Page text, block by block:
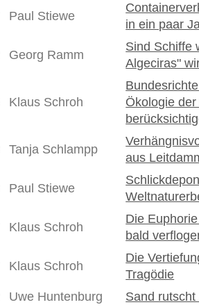
Paul Stiewe
in ein paar
Georg Ramm
Sind Schiffe
Algeciras"
Klaus Schroh
Ökologie
Tanja Schlampp
aus
Paul Stiewe
Klaus Schroh
Die
bald
Klaus Schroh
Die
Tragödie
Uwe Huntenburg Sand